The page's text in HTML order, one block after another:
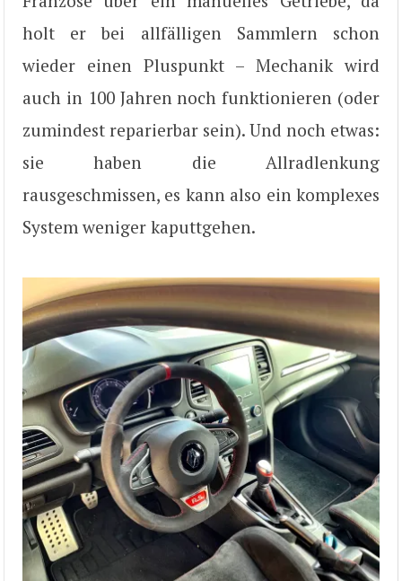
holt er bei allfälligen Sammlern schon
wieder einen Pluspunkt – Mechanik wird
auch in 100 Jahren noch funktionieren (oder
zumindest reparierbar sein). Und noch etwas:
sie haben die Allradlenkung
rausgeschmissen, es kann also ein komplexes
System weniger kaputtgehen.